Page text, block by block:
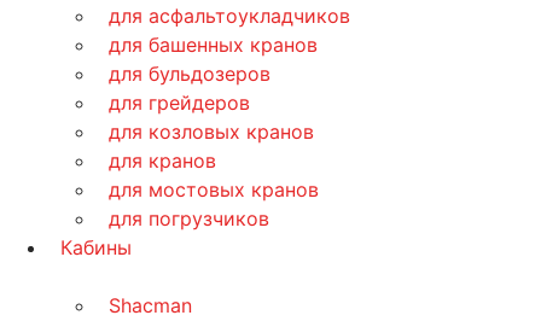
для асфальтоукладчиков
для башенных кранов
для бульдозеров
для грейдеров
для козловых кранов
для кранов
для мостовых кранов
для погрузчиков
Кабины
Shacman